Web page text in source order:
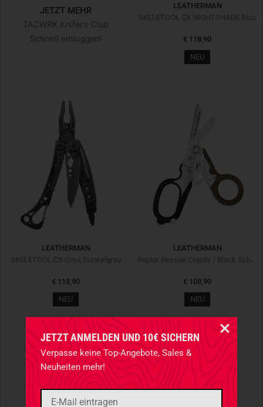
JETZT ANMELDEN UND 10€ SICHERN
Verpasse keine Top-Angebote, Sales &
Neuheiten mehr!
JETZT MEHR
TACWRK Knifer’s Club
Schnell einloggen!
LEATHERMAN
SKELETOOL CX NIGHTSHADE Blau
€ 118,90
NEU
LEATHERMAN
SKELETOOL CX Onyx Dunkelgrau
€ 118,90
NEU
LEATHERMAN
€ 108,90
NEU